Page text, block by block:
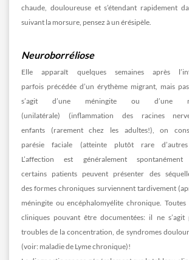
chaude, douloureuse et s’étendant rapidement
suivant la morsure, pensez à un érésipèle.
Neuroborréliose
Elle apparaît quelques semaines après
parfois précédée d’un érythème migrant, mais
s’agit d’une méningite ou d’une
(unilatérale) (inflammation des racines
enfants (rarement chez les adultes!), on
parésie faciale (atteinte plutôt rare
L’affection est généralement
certains patients peuvent présenter des
des formes chroniques surviennent tardivement
méningite ou encéphalomyélite chronique.
cliniques pouvant être documentées: il ne s’agit
troubles de la concentration, de syndromes
(voir: maladie de Lyme chronique)!